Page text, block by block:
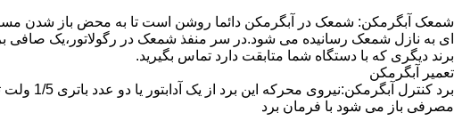
شمعک آبگرمکن: شمعک در آبگرمکن دائما روشن است تا به محض باز شدن مسیر
ای به نازل شمعک رسانیده می شود.در سر منفذ شمعک در رگولاتور،یک صافی
برند دیگری که با دستگاه شما متابقت دارد تماس بگیرید.
تعمیر آبگرمکن
مصرفی باز می شود با فرمان برد